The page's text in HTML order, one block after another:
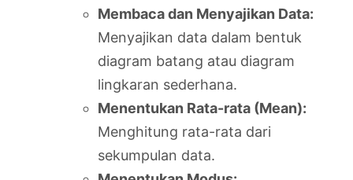
Membaca dan Menyajikan Data:
Menyajikan data dalam bentuk
diagram batang atau diagram
lingkaran sederhana.
Menentukan Rata-rata (Mean):
Menghitung rata-rata dari
sekumpulan data.